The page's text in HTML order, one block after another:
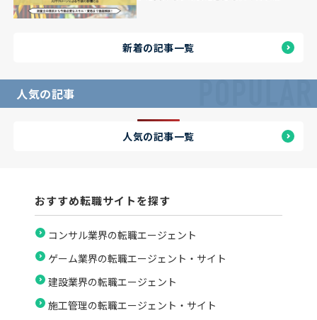
新着の記事一覧
人気の記事 POPULAR
人気の記事一覧
おすすめ転職サイトを探す
コンサル業界の転職エージェント
ゲーム業界の転職エージェント・サイト
建設業界の転職エージェント
施工管理の転職エージェント・サイト